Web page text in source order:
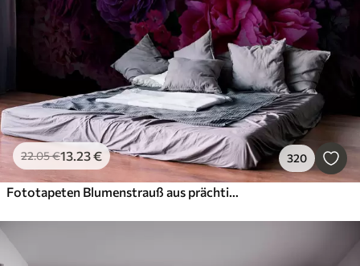
22.05€13.23€ 320
Fototapeten Blumenstrauß aus prächtigen Pfingstrosen